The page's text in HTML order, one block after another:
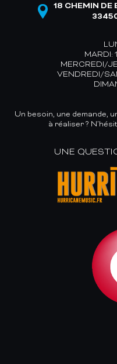
18 CHEMIN DE
MARDI:
MERCREDI/
VENDREDI/
Un besoin, une demande,
à réaliser ?
UNE